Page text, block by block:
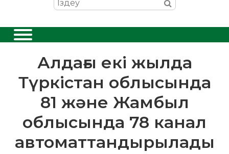
Алдағы екі жылда
Түркістан облысында
81 және Жамбыл
облысында 78 канал
автоматтандырылады